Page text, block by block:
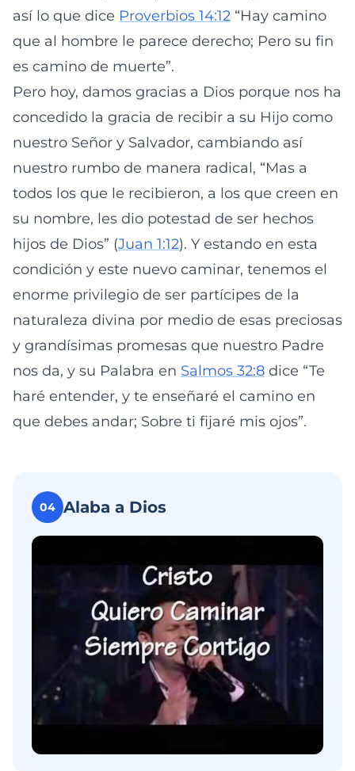
así lo que dice Proverbios 14:12 “Hay camino
que al hombre le parece derecho; Pero su fin
es camino de muerte”.
Pero hoy, damos gracias a Dios porque nos ha
concedido la gracia de recibir a su Hijo como
nuestro Señor y Salvador, cambiando así
nuestro rumbo de manera radical, “Mas a
todos los que le recibieron, a los que creen en
su nombre, les dio potestad de ser hechos
hijos de Dios” (Juan 1:12). Y estando en esta
condición y este nuevo caminar, tenemos el
enorme privilegio de ser partícipes de la
naturaleza divina por medio de esas preciosas
y grandísimas promesas que nuestro Padre
nos da, y su Palabra en Salmos 32:8 dice “Te
haré entender, y te enseñaré el camino en
que debes andar; Sobre ti fijaré mis ojos”.
04 Alaba a Dios